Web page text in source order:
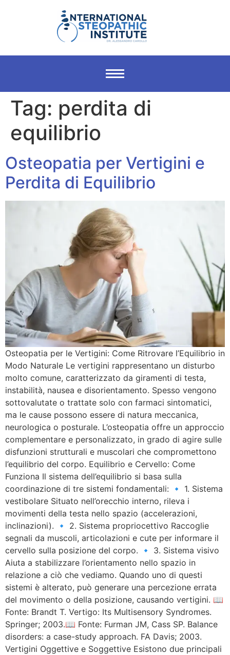
Tag: perdita di
equilibrio
Osteopatia per Vertigini e
Perdita di Equilibrio
Osteopatia per le Vertigini: Come Ritrovare l’Equilibrio in
Modo Naturale Le vertigini rappresentano un disturbo
molto comune, caratterizzato da giramenti di testa,
instabilità, nausea e disorientamento. Spesso vengono
sottovalutate o trattate solo con farmaci sintomatici,
ma le cause possono essere di natura meccanica,
neurologica o posturale. L’osteopatia offre un approccio
complementare e personalizzato, in grado di agire sulle
disfunzioni strutturali e muscolari che compromettono
l’equilibrio del corpo. Equilibrio e Cervello: Come
Funziona Il sistema dell’equilibrio si basa sulla
coordinazione di tre sistemi fondamentali: 🔹 1. Sistema
vestibolare Situato nell’orecchio interno, rileva i
movimenti della testa nello spazio (accelerazioni,
inclinazioni). 🔹 2. Sistema propriocettivo Raccoglie
segnali da muscoli, articolazioni e cute per informare il
cervello sulla posizione del corpo. 🔹 3. Sistema visivo
Aiuta a stabilizzare l’orientamento nello spazio in
relazione a ciò che vediamo. Quando uno di questi
sistemi è alterato, può generare una percezione errata
del movimento o della posizione, causando vertigini. 📖
Fonte: Brandt T. Vertigo: Its Multisensory Syndromes.
Springer; 2003.📖 Fonte: Furman JM, Cass SP. Balance
disorders: a case-study approach. FA Davis; 2003.
Vertigini Oggettive e Soggettive Esistono due principali